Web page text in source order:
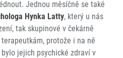
Jednou měsíčně se také
Hynka Latty, který u nás
tak skupinové v čekárně
protože i na ně
bylo jejich psychické zdraví v